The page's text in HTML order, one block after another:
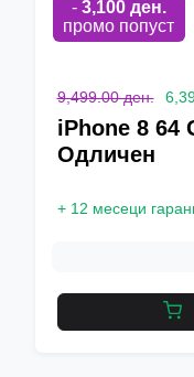
- 3,100ден.
промо попуст
9,499.00 ден.
iPhone 8 64
Одличен
+ 12 месеци